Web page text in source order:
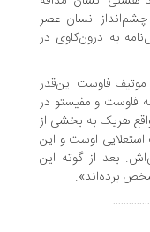
انسان عصر
درون‌کاوی در
این‌قدر
و مفیستو در
به بخشی از
اوست و این
از گوته این